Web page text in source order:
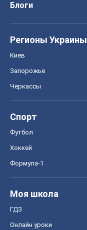
Блоги
Регионы Украины
Киев
Запорожье
Черкассы
Спорт
Футбол
Хоккей
Формула-1
Моя школа
ГДЗ
Онлайн уроки